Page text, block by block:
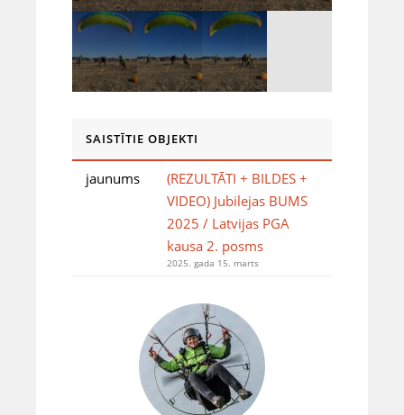
SAISTĪTIE OBJEKTI
jaunums
(REZULTĀTI + BILDES +
VIDEO) Jubilejas BUMS
2025 / Latvijas PGA
kausa 2. posms
2025. gada 15. marts